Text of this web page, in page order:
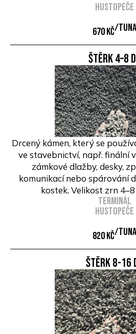
Hustopeče
670 Kč/Tuna
Štěrk 4–8
Drcený kámen, který se
ve stavebnictví, např. finální
zámkové dlažby, desky,
komunikací nebo spárování
kostek. Velikost zrn 4–8
Terminál
Hustopeče
820 Kč/Tuna
Štěrk 8-16